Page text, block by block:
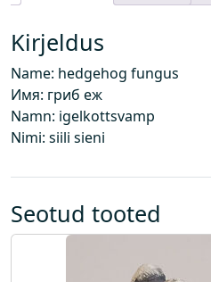
a
k
o
g
u
s
Kirjeldus
Name: hedgehog fungus
Имя: гриб еж
Namn: igelkottsvamp
Nimi: siili sieni
Seotud tooted